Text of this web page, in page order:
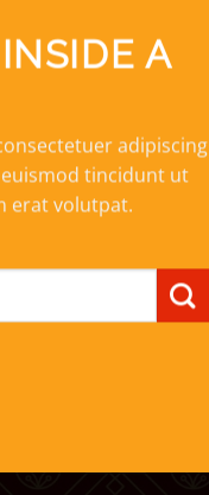
A
adipiscing
tincidunt ut
erat volutpat.